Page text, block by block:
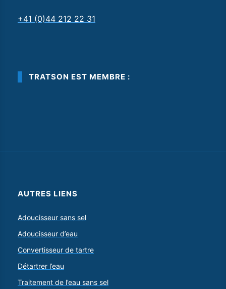
+41 (0)44 212 22 31
TRATSON EST MEMBRE :
AUTRES LIENS
Adoucisseur sans sel
Adoucisseur d’eau
Convertisseur de tartre
Détartrer l’eau
Traitement de l’eau sans sel